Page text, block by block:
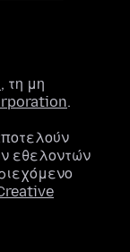
, τη μη
.
εθελοντών